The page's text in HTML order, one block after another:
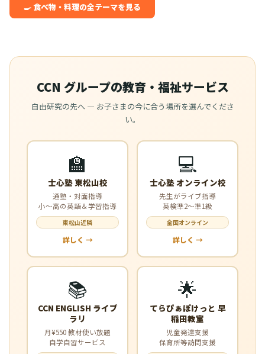
🍳 食べ物・料理の全テーマを見る
CCN グループの教育・福祉サービス
自由研究の先へ — お子さまの今に合う場所を選んでくださ
い。
🏫
士心塾 東松山校
通塾・対面指導
小〜高の英語＆学習指導
東松山近隣
詳しく →
💻
士心塾 オンライン校
先生がライブ指導
英検準2〜準1級
全国オンライン
詳しく →
📚
CCN ENGLISH ライブ
ラリ
月¥550 教材使い放題
自学自習サービス
🌟
てらぴぁぽけっと 早
稲田教室
児童発達支援
保育所等訪問支援